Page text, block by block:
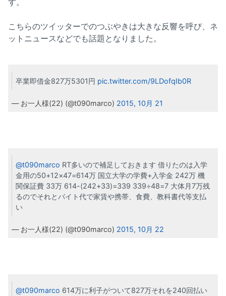
こちらのツイッターでのつぶやきは大きな反響を呼び、ネ
ットニュースなどでも話題となりました。
卒業即借金827万5301円 pic.twitter.com/9LDofqIb0R
— お一人様(22) (@t090marco) 2015, 10月 21
@t090marco RT多いので補足しておきます 借りたのは入学
金用の50+12×47=614万 国立大学の学費+入学金 242万 機
関保証費 33万 614-(242+33)=339 339÷48=7 大体月7万残
るのでそれとバイト代で家賃や携帯、食費、教科書代等支払
い
— お一人様(22) (@t090marco) 2015, 10月 22
@t090marco 614万に利子がついて827万それを240回払い